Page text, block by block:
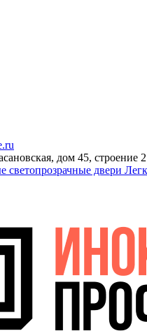
дом 45, строение 2
светопрозрачные двери